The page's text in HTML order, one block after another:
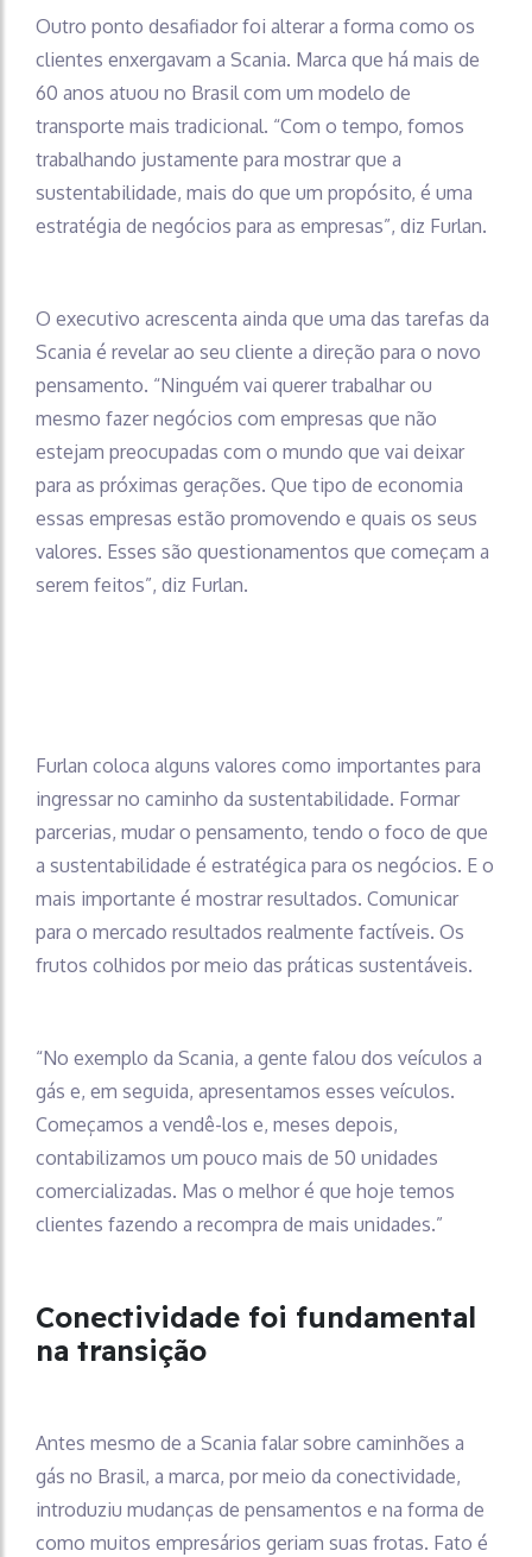
Outro ponto desafiador foi alterar a forma como os
clientes enxergavam a Scania. Marca que há mais de
60 anos atuou no Brasil com um modelo de
transporte mais tradicional. “Com o tempo, fomos
trabalhando justamente para mostrar que a
sustentabilidade, mais do que um propósito, é uma
estratégia de negócios para as empresas”, diz Furlan.
O executivo acrescenta ainda que uma das tarefas da
Scania é revelar ao seu cliente a direção para o novo
pensamento. “Ninguém vai querer trabalhar ou
mesmo fazer negócios com empresas que não
estejam preocupadas com o mundo que vai deixar
para as próximas gerações. Que tipo de economia
essas empresas estão promovendo e quais os seus
valores. Esses são questionamentos que começam a
serem feitos”, diz Furlan.
Furlan coloca alguns valores como importantes para
ingressar no caminho da sustentabilidade. Formar
parcerias, mudar o pensamento, tendo o foco de que
a sustentabilidade é estratégica para os negócios. E o
mais importante é mostrar resultados. Comunicar
para o mercado resultados realmente factíveis. Os
frutos colhidos por meio das práticas sustentáveis.
“No exemplo da Scania, a gente falou dos veículos a
gás e, em seguida, apresentamos esses veículos.
Começamos a vendê-los e, meses depois,
contabilizamos um pouco mais de 50 unidades
comercializadas. Mas o melhor é que hoje temos
clientes fazendo a recompra de mais unidades.”
Conectividade foi fundamental
na transição
Antes mesmo de a Scania falar sobre caminhões a
gás no Brasil, a marca, por meio da conectividade,
introduziu mudanças de pensamentos e na forma de
como muitos empresários geriam suas frotas. Fato é